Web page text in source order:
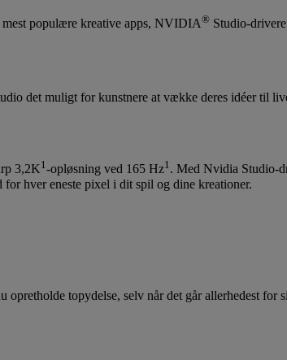
populære kreative apps, NVIDIA® Studio-
det muligt for kunstnere at vække deres idéer til
3,2K1-opløsning ved 165 Hz1. Med Nvidia Studio-
hver eneste pixel i dit spil og dine kreationer.
topydelse, selv når det går allerhedest for